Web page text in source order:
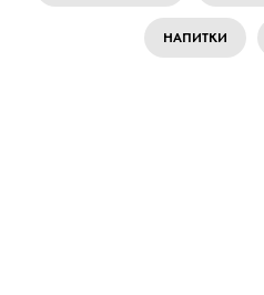
НАПИТКИ